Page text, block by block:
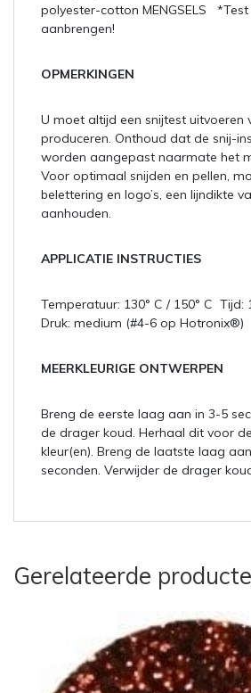
polyester-cotton MENGSELS
aanbrengen!
OPMERKINGEN
U moet altijd een snijtest uitvoeren
produceren. Onthoud dat de snij-
worden aangepast naarmate het
Voor optimaal snijden en pellen,
belettering en logo’s, een lijndikte
aanhouden.
APPLICATIE INSTRUCTIES
Temperatuur: 130° C / 150° C Tijd:
Druk: medium (#4-6 op
MEERKLEURIGE ONTWERPEN
Breng de eerste laag aan in 3-5
de drager koud. Herhaal dit voor
kleur(en). Breng de laatste laag
seconden. Verwijder de drager
Gerelateerde